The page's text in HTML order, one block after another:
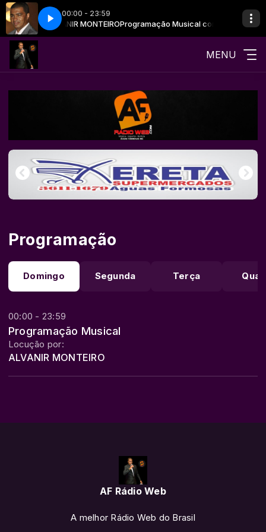
00:00 - 23:59
com ALVANIR MONTEIROProgramação Musical com ALVANIR
Parte 2 Só modão - Parte 2
MENU
Programação
Domingo Segunda Terça
00:00 - 23:59
Programação Musical
Locução por:
ALVANIR MONTEIRO
AF Rádio Web
A melhor Rádio Web do Brasil